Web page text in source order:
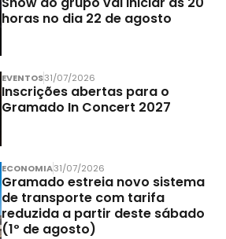
horas no dia 22 de agosto
EVENTOS31/07/2026
Inscrições abertas para o
Gramado In Concert 2027
ECONOMIA31/07/2026
Gramado estreia novo sistema
de transporte com tarifa
reduzida a partir deste sábado
(1º de agosto)